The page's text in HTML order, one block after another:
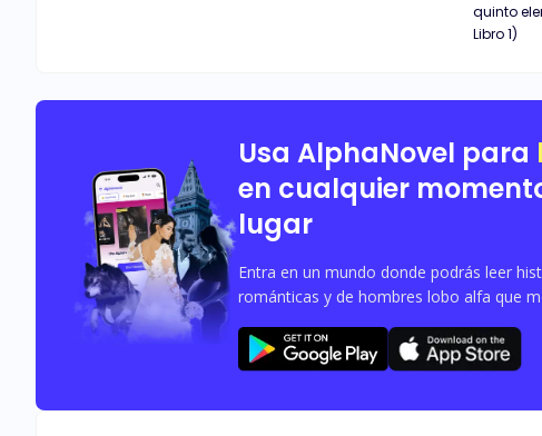
quinto
Libro 1)
Usa AlphaNovel para
en cualquier
lugar
Entra en un mundo donde podrás leer
románticas y de hombres lobo alfa que